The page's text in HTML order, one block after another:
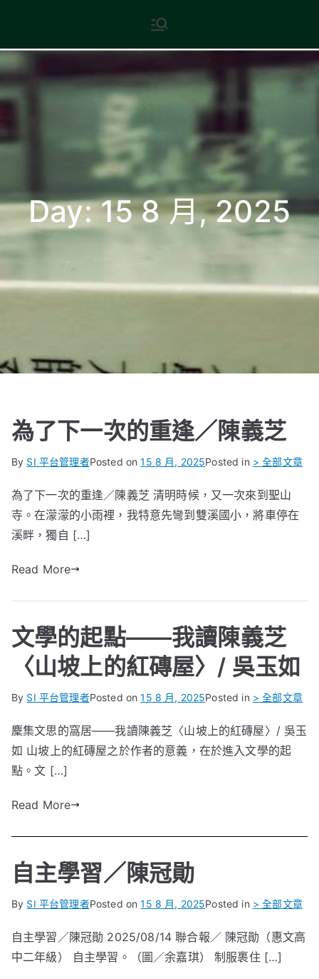
content
現代文學
地球小如鴿卵，/ 我輕輕地將它
Day:15 8 月, 2025
為了下一次的重逢／陳義芝
By SI 平台管理者Posted on15 8 月, 2025Posted in > 全部文章
為了下一次的重逢／陳義芝 清明時候，又一次來到聖山
寺。在濛濛的小雨裡，我特意先彎到雙溪國小，將車停在
溪畔，獨自 […]
Read More
文學的起點——我讀陳義芝
〈山坡上的紅磚屋〉/ 吳玉如
By SI 平台管理者Posted on15 8 月, 2025Posted in > 全部文章
麇集文思的窩居——我讀陳義芝〈山坡上的紅磚屋〉/ 吳玉
如 山坡上的紅磚屋之於作者的意義，在於進入文學的起
點。文 […]
Read More
自主學習／陳冠勛
By SI 平台管理者Posted on15 8 月, 2025Posted in > 全部文章
自主學習／陳冠勛 2025/08/14 聯合報／ 陳冠勛（惠文高
中二年級） 自主學習。（圖／余嘉琪） 制服裹住 […]